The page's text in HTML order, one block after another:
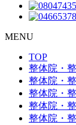
MENU
TOP
整体院・
整体院・
整体院・
整体院・
整体院・